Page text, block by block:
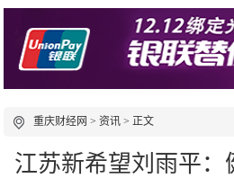
重庆财经网 >资讯 > 正文
江苏新希望刘雨平：